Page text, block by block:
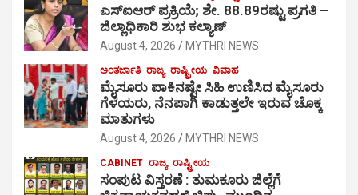
ಎಸ್‍ಐಆರ್ ಪ್ರಕ್ರಿಯೆ; ಶೇ. 88.89ರಷ್ಟು ಪ್ರಗತಿ –
ಜಿಲ್ಲಾಧಿಕಾರಿ ಶುಭ ಕಲ್ಯಾಣ್
August 4, 2026 MYTHRI NEWS
ಅಂತರ್ಜಾತಿ ರಾಜ್ಯ ರಾಷ್ಟ್ರೀಯ ವಿವಾಹ
ಮೈಸೂರು ಪಾಕಿನಷ್ಟೇ ಸಿಹಿ ಉಣಿಸಿದ ಮೈಸೂರು
ಗೆಳೆಯರು, ನೆನಪಾಗಿ ಕಾಡುತ್ತಲೇ ಇರುವ ಚೊಕ್ಕ
ಮಾತುಗಳು
August 4, 2026 MYTHRI NEWS
CABINET ರಾಜ್ಯ ರಾಷ್ಟ್ರೀಯ
ಸಂಪುಟ ವಿಸ್ತರಣೆ : ತುಮಕೂರು ಜಿಲ್ಲೆಗೆ